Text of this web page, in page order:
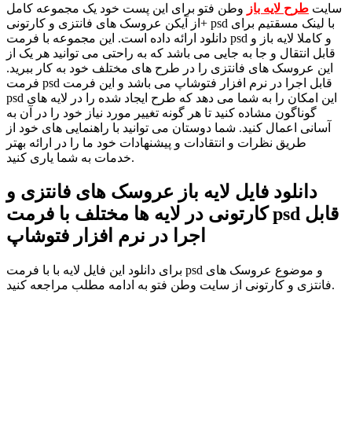
سایت طرح لایه باز وطن فتو برای این پست خود یک مجموعه کامل
از آیکن عروسک های فانتزی و کارتونی+ psd با لینک مسقتیم برای
دانلود ارائه داده است. این مجموعه با فرمت psd و کاملا لایه باز و
قابل انتقال و جا به جایی می باشد که به راحتی می توانید هر یک از
این عروسک های فانتزی را در طرح های مختلف خود به کار ببرید.
فرمت psd قابل اجرا در نرم افزار فتوشاپ می باشد و این فرمت
psd این امکان را به شما می دهد که طرح ایجاد شده را در لایه های
گوناگون مشاده کنید تا هر گونه تغییر مورد نیاز خود را در آن به
آسانی اعمال کنید. شما دوستان می توانید با راهنمایی های خود از
طریق نظرات و انتقادات و پیشنهادات خود ما را در ارائه بهتر
خدمات به شما یاری کنید.
دانلود فایل لایه باز عروسک های فانتزی و
کارتونی در لایه ها مختلف با فرمت psd قابل
اجرا در نرم افزار فتوشاپ
برای دانلود این فایل لایه با با فرمت psd و موضوع عروسک های
فانتزی و کارتونی از سایت وطن فتو به ادامه مطلب مراجعه کنید.